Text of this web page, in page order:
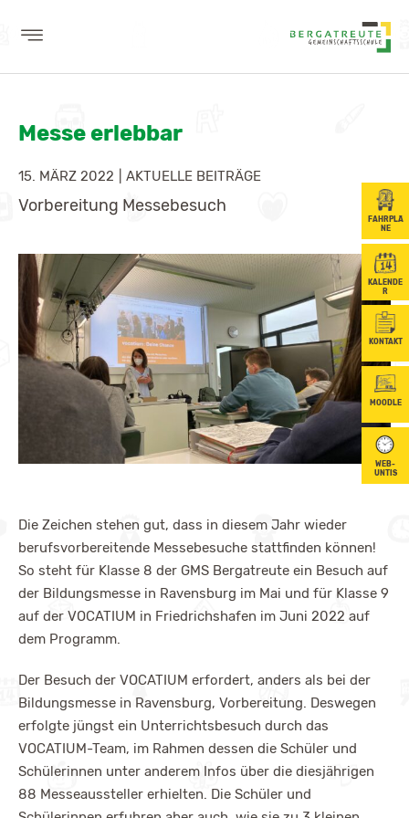
WIR
LERNEN
SCHULE
SCHÜLER
BERUFSORIENTIERUNG
ELTERN
FAHRPLÄ
NE
KALENDE
R
KONTAKT
MOODLE
WEB-
UNTIS
Messe erlebbar
15. MÄRZ 2022 AKTUELLE BEITRÄGE
Vorbereitung Messebesuch
Die Zeichen stehen gut, dass in diesem Jahr wieder
berufsvorbereitende Messebesuche stattfinden können!
So steht für Klasse 8 der GMS Bergatreute ein Besuch auf
der Bildungsmesse in Ravensburg im Mai und für Klasse 9
auf der VOCATIUM in Friedrichshafen im Juni 2022 auf
dem Programm.
Der Besuch der VOCATIUM erfordert, anders als bei der
Bildungsmesse in Ravensburg, Vorbereitung. Deswegen
erfolgte jüngst ein Unterrichtsbesuch durch das
VOCATIUM-Team, im Rahmen dessen die Schüler und
Schülerinnen unter anderem Infos über die diesjährigen
88 Messeaussteller erhielten. Die Schüler und